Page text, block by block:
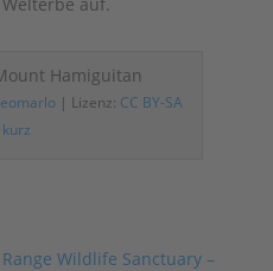
| Lizenz: CC BY-SA
kurz
Wildlife Sanctuary –